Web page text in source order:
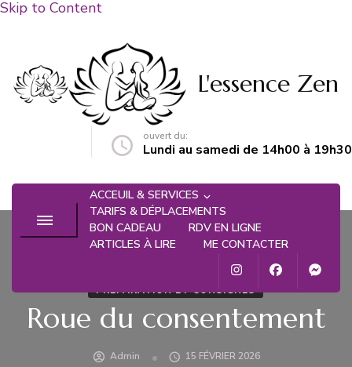
Skip to Content
L'essence Zen
ouvert du:
Lundi au samedi de 14h00 à 19h30
ACCEUIL & SERVICES
TARIFS & DÉPLACEMENTS
BON CADEAU
RDV EN LIGNE
ARTICLES À LIRE
ME CONTACTER
PRÉPARATION ET CONSIGNES
Roue du consentement
Admin 15 FÉVRIER 2026